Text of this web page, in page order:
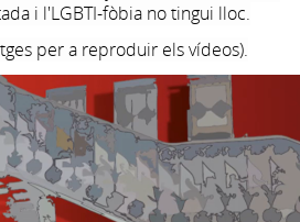
i l'LGBTI-fòbia no tingui lloc.
per a reproduir els vídeos).